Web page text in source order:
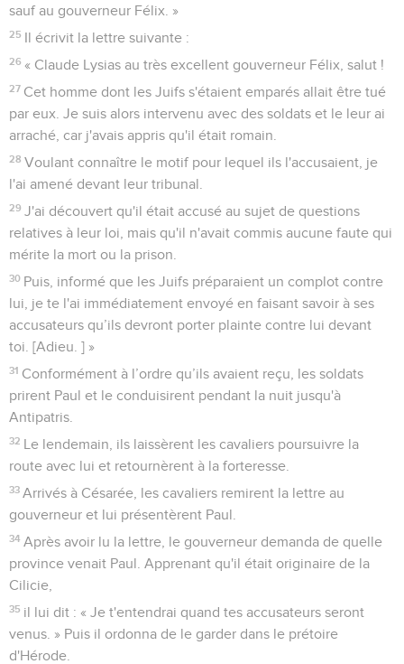
sauf au gouverneur Félix. »
25 Il écrivit la lettre suivante :
26 « Claude Lysias au très excellent gouverneur Félix, salut !
27 Cet homme dont les Juifs s'étaient emparés allait être tué
par eux. Je suis alors intervenu avec des soldats et le leur ai
arraché, car j'avais appris qu'il était romain.
28 Voulant connaître le motif pour lequel ils l'accusaient, je
l'ai amené devant leur tribunal.
29 J'ai découvert qu'il était accusé au sujet de questions
relatives à leur loi, mais qu'il n'avait commis aucune faute qui
mérite la mort ou la prison.
30 Puis, informé que les Juifs préparaient un complot contre
lui, je te l'ai immédiatement envoyé en faisant savoir à ses
accusateurs qu’ils devront porter plainte contre lui devant
toi. [Adieu. ] »
31 Conformément à l’ordre qu’ils avaient reçu, les soldats
prirent Paul et le conduisirent pendant la nuit jusqu'à
Antipatris.
32 Le lendemain, ils laissèrent les cavaliers poursuivre la
route avec lui et retournèrent à la forteresse.
33 Arrivés à Césarée, les cavaliers remirent la lettre au
gouverneur et lui présentèrent Paul.
34 Après avoir lu la lettre, le gouverneur demanda de quelle
province venait Paul. Apprenant qu'il était originaire de la
Cilicie,
35 il lui dit : « Je t'entendrai quand tes accusateurs seront
venus. » Puis il ordonna de le garder dans le prétoire
d'Hérode.